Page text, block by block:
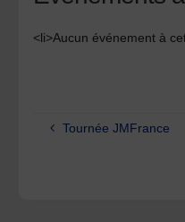
<li>Aucun événement à
Tournée JMFrance